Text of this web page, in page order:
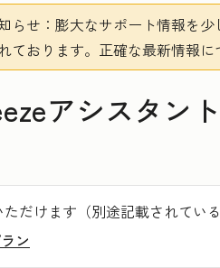
らせ ：膨大なサポート情報を
ております。 正確な最新情報に
アシスタン
だけます（別途記載されてい
ン